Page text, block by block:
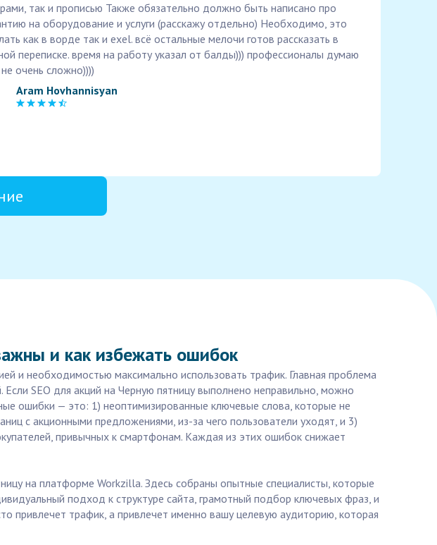
так и прописью Также обязательно должно быть написано про
на оборудование и услуги (расскажу отдельно) Необходимо, это
как в ворде так и exel. всё остальные мелочи готов рассказать в
переписке. время на работу указал от балды))) профессионалы думаю
очень сложно))))
Aram Hovhannisyan
и как избежать ошибок
и необходимостью максимально использовать трафик. Главная проблема
SEO для акций на Черную пятницу выполнено неправильно, можно
ошибки — это: 1) неоптимизированные ключевые слова, которые не
с акционными предложениями, из-за чего пользователи уходят, и 3)
привычных к смартфонам. Каждая из этих ошибок снижает
на платформе Workzilla. Здесь собраны опытные специалисты, которые
подход к структуре сайта, грамотный подбор ключевых фраз, и
привлечет трафик, а привлечет именно вашу целевую аудиторию, которая